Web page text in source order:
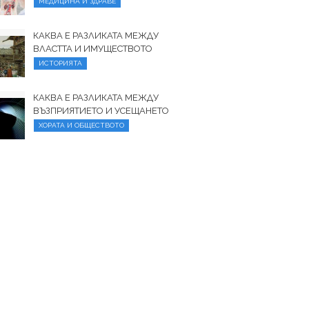
КАКВА Е РАЗЛИКАТА МЕЖДУ
ВЛАСТТА И ИМУЩЕСТВОТО
ИСТОРИЯТА
КАКВА Е РАЗЛИКАТА МЕЖДУ
ВЪЗПРИЯТИЕТО И УСЕЩАНЕТО
ХОРАТА И ОБЩЕСТВОТО